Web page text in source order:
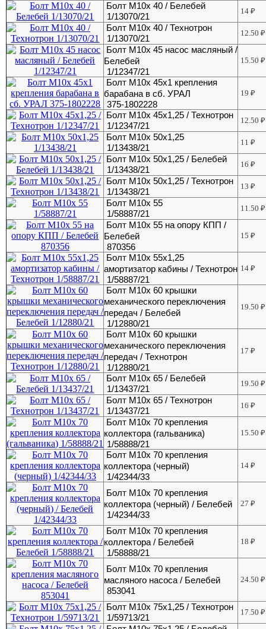
Болт М10х 40 / Белебей
1/13070/21
14₽
Болт М10х 40 / Технотрон
1/13070/21
12.50₽
Болт М10х 45 насос масляный /
Белебей
1/12347/21
15.50₽
Болт М10х 45х1 крепления
барабана в сб. УРАЛ
375-1802228
19₽
Болт М10х 45х1,25 / Технотрон
1/12347/21
12.50₽
Болт М10х 50х1,25
1/13438/21
11₽
Болт М10х 50х1,25 / Белебей
1/13438/21
16₽
Болт М10х 50х1,25 / Технотрон
1/13438/21
13₽
Болт М10х 55
1/58887/21
11.50₽
Болт М10х 55 на опору КПП /
Белебей
870356
15₽
Болт М10х 55х1,25
амортизатор кабины / Технотрон
1/58887/21
14₽
Болт М10х 60 крышки
механического переключения
передач / Белебей
1/12880/21
19.50₽
Болт М10х 60 крышки
механического переключения
передач / Технотрон
1/12880/21
17₽
Болт М10х 65 / Белебей
1/13437/21
19.50₽
Болт М10х 65 / Технотрон
1/13437/21
16₽
Болт М10х 70 крепления
коллектора (гальваника)
1/58888/21
15.50₽
Болт М10х 70 крепления
коллектора (черный)
1/42344/33
14₽
Болт М10х 70 крепления
коллектора (черный) / Белебей
1/42344/33
27₽
Болт М10х 70 крепления
коллектора / Белебей
1/58888/21
18₽
Болт М10х 70 крепления
масляного насоса / Белебей
853041
24.50₽
Болт М10х 75х1,25 / Технотрон
1/59713/21
17.50₽